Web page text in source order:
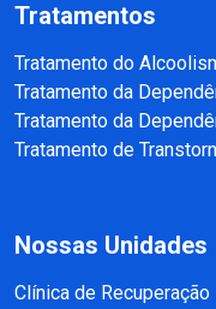
Tratamentos
Tratamento do
Tratamento da
Tratamento da
Tratamento de
Nossas Unidades
Clínica de